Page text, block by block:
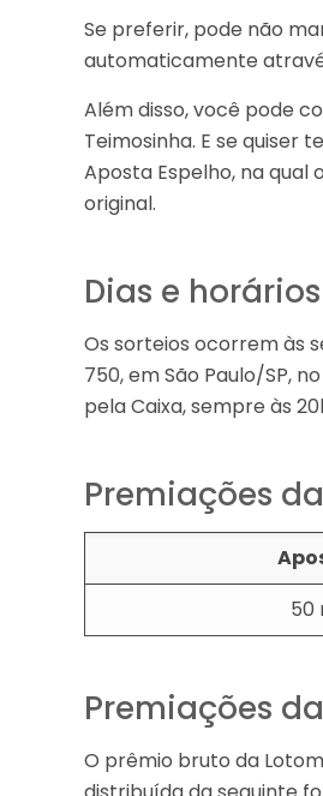
Se preferir, pode não
automaticamente
Além disso, você pode
Teimosinha. E se quiser
Aposta Espelho, na
original.
Dias e
Os sorteios ocorrem às
750, em São Paulo/SP,
pela Caixa, sempre às
Premiações
50
Premiações
O prêmio bruto da